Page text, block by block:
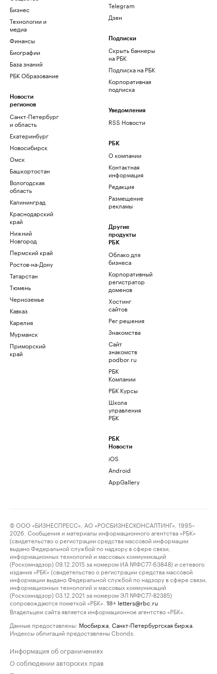
Бизнес
Технологии и
медиа
Финансы
Биографии
База знаний
РБК Образование
Новости
регионов
Санкт-Петербург
и область
Екатеринбург
Новосибирск
Омск
Башкортостан
Вологодская
область
Калининград
Краснодарский
край
Нижний
Новгород
Пермский край
Ростов-на-Дону
Татарстан
Тюмень
Черноземье
Кавказ
Карелия
Мурманск
Приморский
край
Telegram
Дзен
Подписки
Скрыть баннеры
на РБК
Подписка на РБК
Корпоративная
подписка
Уведомления
RSS Новости
РБК
О компании
Контактная
информация
Редакция
Размещение
рекламы
Другие
продукты
РБК
Облако для
бизнеса
Корпоративный
регистратор
доменов
Хостинг
сайтов
Рег.решения
Знакомства
Сайт
знакомств
podbor.ru
РБК
Компании
РБК Курсы
Школа
управления
РБК
РБК
Новости
iOS
Android
AppGallery
© ООО «БИЗНЕСПРЕСС», АО «РОСБИЗНЕСКОНСАЛТИНГ», 1995–
2026. Сообщения и материалы информационного агентства «РБК»
(свидетельство о регистрации средства массовой информации
выдано Федеральной службой по надзору в сфере связи,
информационных технологий и массовых коммуникаций
(Роскомнадзор) 09.12.2015 за номером ИА №ФС77-63848) и сетевого
издания «РБК» (свидетельство о регистрации средства массовой
информации выдано Федеральной службой по надзору в сфере связи,
информационных технологий и массовых коммуникаций
(Роскомнадзор) 03.12.2021 за номером ЭЛ №ФС77-82385)
сопровождаются пометкой «РБК».
18+ letters@rbc.ru
Владельцем сайта является информационное агентство «РБК».
Данные предоставлены: Мосбиржа Санкт-Петербургская биржа
Индексы облигаций предоставлены Cbonds.
Информация об ограничениях
О соблюдении авторских прав